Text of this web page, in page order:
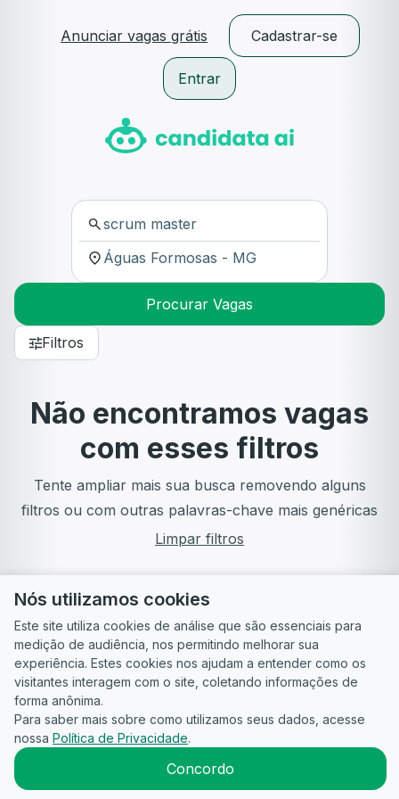
Anunciar vagas grátis Cadastrar-se
Entrar
Procurar Vagas
Filtros
Não encontramos vagas
com esses filtros
Tente ampliar mais sua busca removendo alguns
filtros ou com outras palavras-chave mais genéricas
Limpar filtros
Guia do
Candidato
Para
empresas
Política de
Privacidade
Termos
2026CandidataAI
Nós utilizamos cookies
Este site utiliza cookies de análise que são essenciais para
medição de audiência, nos permitindo melhorar sua
experiência. Estes cookies nos ajudam a entender como os
visitantes interagem com o site, coletando informações de
forma anônima.
Para saber mais sobre como utilizamos seus dados, acesse
nossa Política de Privacidade.
Concordo